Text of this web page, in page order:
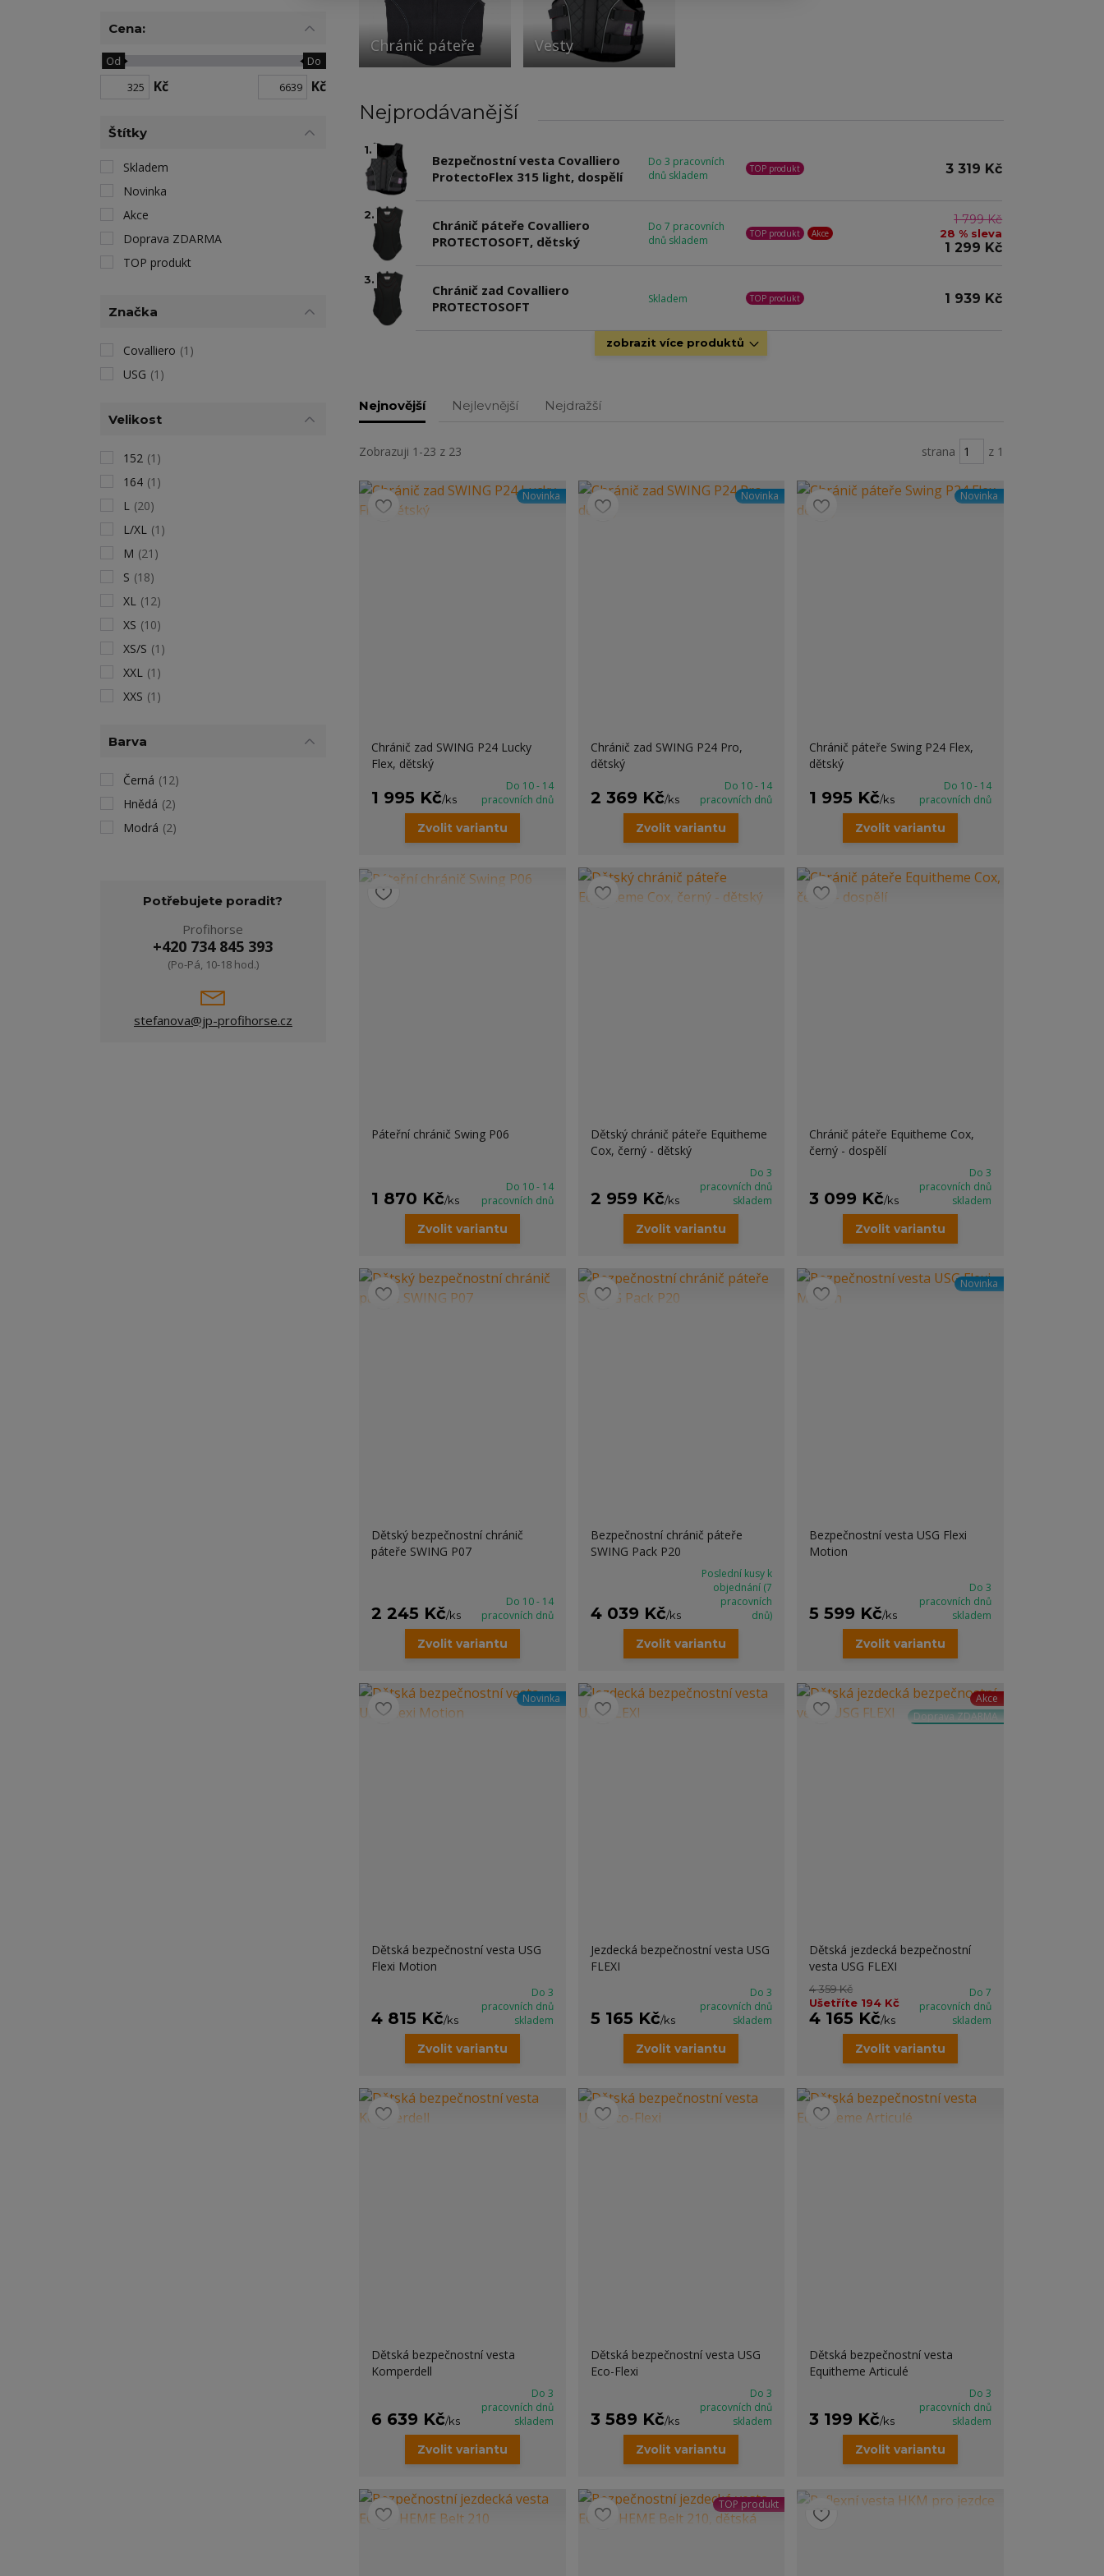
Chránič páteře Vesty
Nejprodávanější
1.
Bezpečnostní vesta Covalliero
ProtectoFlex 315 light, dospělí
Do 3 pracovních
dnů skladem
TOP produkt 3 319 Kč
2.
Chránič páteře Covalliero
PROTECTOSOFT, dětský
Do 7 pracovních
dnů skladem
TOP produkt Akce
1 799 Kč
28 % sleva
1 299 Kč
3.
Chránič zad Covalliero
PROTECTOSOFT
Skladem TOP produkt 1 939 Kč
zobrazit více produktů
Nejnovější Nejlevnější Nejdražší
Zobrazuji 1-23 z 23 strana z 1
Novinka
Chránič zad SWING P24 Lucky
Flex, dětský
1 995 Kč/ks
Do 10 - 14
pracovních dnů
Zvolit variantu
Novinka
Chránič zad SWING P24 Pro,
dětský
2 369 Kč/ks
Do 10 - 14
pracovních dnů
Zvolit variantu
Novinka
Chránič páteře Swing P24 Flex,
dětský
1 995 Kč/ks
Do 10 - 14
pracovních dnů
Zvolit variantu
Páteřní chránič Swing P06
1 870 Kč/ks
Do 10 - 14
pracovních dnů
Zvolit variantu
Dětský chránič páteře Equitheme
Cox, černý - dětský
2 959 Kč/ks
Do 3
pracovních dnů
skladem
Zvolit variantu
Chránič páteře Equitheme Cox,
černý - dospělí
3 099 Kč/ks
Do 3
pracovních dnů
skladem
Zvolit variantu
Dětský bezpečnostní chránič
páteře SWING P07
2 245 Kč/ks
Do 10 - 14
pracovních dnů
Zvolit variantu
Bezpečnostní chránič páteře
SWING Pack P20
4 039 Kč/ks
Poslední kusy k
objednání (7
pracovních
dnů)
Zvolit variantu
Novinka
Bezpečnostní vesta USG Flexi
Motion
5 599 Kč/ks
Do 3
pracovních dnů
skladem
Zvolit variantu
Novinka
Dětská bezpečnostní vesta USG
Flexi Motion
4 815 Kč/ks
Do 3
pracovních dnů
skladem
Zvolit variantu
Jezdecká bezpečnostní vesta USG
FLEXI
5 165 Kč/ks
Do 3
pracovních dnů
skladem
Zvolit variantu
Akce
Doprava ZDARMA
Dětská jezdecká bezpečnostní
vesta USG FLEXI
4 359 Kč
Ušetříte 194 Kč
4 165 Kč/ks
Do 7
pracovních dnů
skladem
Zvolit variantu
Dětská bezpečnostní vesta
Komperdell
6 639 Kč/ks
Do 3
pracovních dnů
skladem
Zvolit variantu
Dětská bezpečnostní vesta USG
Eco-Flexi
3 589 Kč/ks
Do 3
pracovních dnů
skladem
Zvolit variantu
Dětská bezpečnostní vesta
Equitheme Articulé
3 199 Kč/ks
Do 3
pracovních dnů
skladem
Zvolit variantu
TOP produkt
Cena:
Kč
Od Do
Kč
Štítky
Skladem
Novinka
Akce
Doprava ZDARMA
TOP produkt
Značka
Covalliero (1)
USG (1)
Velikost
152 (1)
164 (1)
L (20)
L/XL (1)
M (21)
S (18)
XL (12)
XS (10)
XS/S (1)
XXL (1)
XXS (1)
Barva
Černá (12)
Hnědá (2)
Modrá (2)
Potřebujete poradit?
Profihorse
+420 734 845 393
(Po-Pá, 10-18 hod.)
stefanova@jp-profihorse.cz